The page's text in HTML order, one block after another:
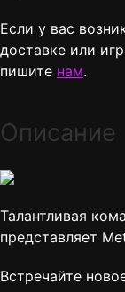
Если у вас
доставке или
пишите нам.
Описание
Талантливая
представляет
Встречайте